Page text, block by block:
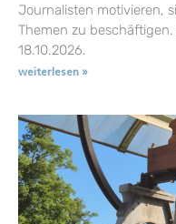
Journalisten motivieren,
Themen zu
18.10.2026.
weiterlesen »